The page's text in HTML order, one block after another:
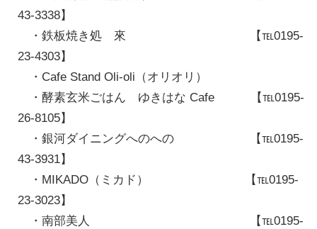
43-3338】
・鉄板焼き処 來 【℡0195-
23-4303】
・Cafe Stand Oli-oli（オリオリ）
・酵素玄米ごはん ゆきはな Cafe 【℡0195-
26-8105】
・銀河ダイニングへのへの 【℡0195-
43-3931】
・MIKADO（ミカド） 【℡0195-
23-3023】
・南部美人 【℡0195-